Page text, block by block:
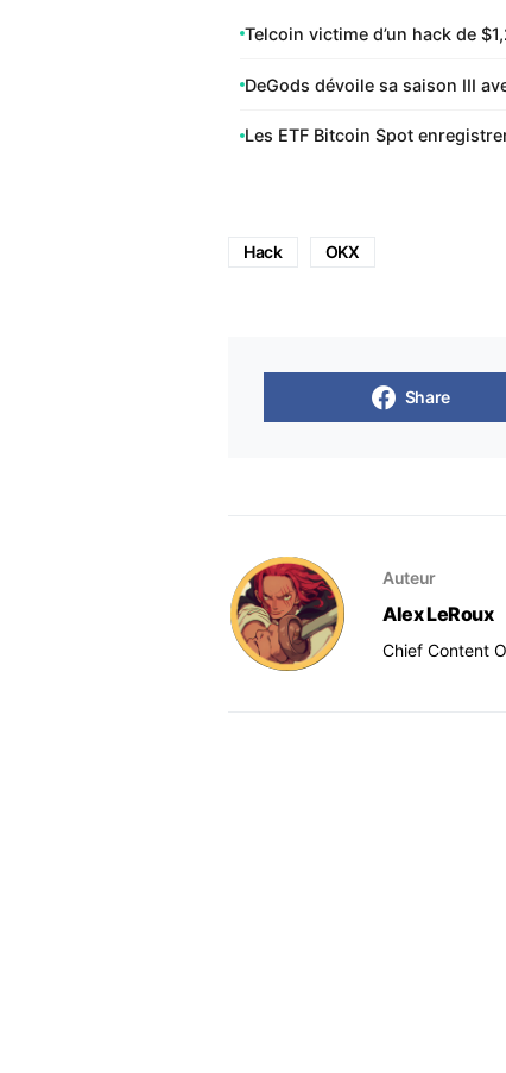
Telcoin victime d’un hack de
DeGods dévoile sa saison III
Les ETF Bitcoin Spot
Hack OKX
Share
Auteur
Alex LeRoux
Chief Content